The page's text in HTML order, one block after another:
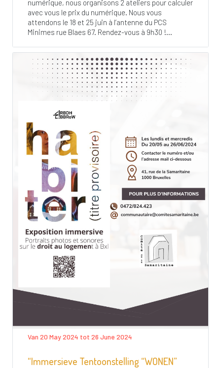
numérique, nous organisons 2 ateliers pour calculer
avec vous le prix du numérique. Nous vous
attendons le 18 et 25 juin à l’antenne du PCS
Minimes rue Blaes 67. Rendez-vous à 9h30 !...
Van 20 May 2024 tot 26 June 2024
“Immersieve Tentoonstelling “WONEN”